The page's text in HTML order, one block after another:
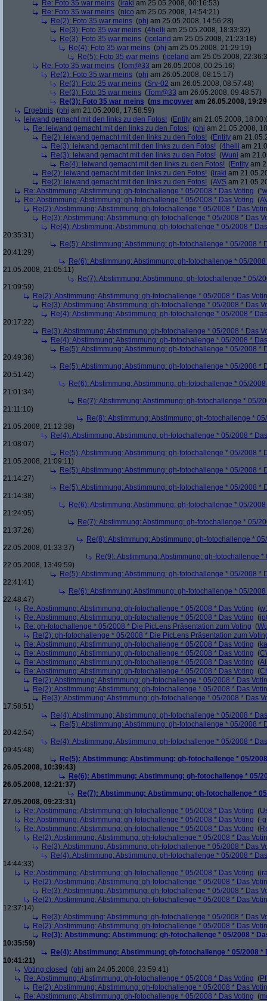
Re: Foto 35 war meins (iraki am 25.05.2008, 00:16:53)
Re: Foto 35 war meins (nico am 25.05.2008, 14:54:21)
Re(2): Foto 35 war meins (phj am 25.05.2008, 14:56:28)
Re(3): Foto 35 war meins (4helli am 25.05.2008, 18:33:32)
Re(3): Foto 35 war meins (iceland am 25.05.2008, 21:23:18)
Re(4): Foto 35 war meins (phj am 25.05.2008, 21:29:19)
Re(5): Foto 35 war meins (iceland am 25.05.2008,
Re: Foto 35 war meins (Tom@33 am 26.05.2008, 00:25:16)
Re(2): Foto 35 war meins (phj am 26.05.2008, 08:15:17)
Re(3): Foto 35 war meins (Srv-02 am 26.05.2008, 08:57:48)
Re(3): Foto 35 war meins (Tom@33 am 26.05.2008, 09:48:57)
Re(3): Foto 35 war meins (ms mcgyver am 26.05.2008,
Ergebnis (phj am 21.05.2008, 17:58:59)
leiwand gemacht mit den links zu den Fotos! (Entity am 21.05.2008,
Re: leiwand gemacht mit den links zu den Fotos! (phj am 21.05.2008,
Re(2): leiwand gemacht mit den links zu den Fotos! (Entity am
Re(3): leiwand gemacht mit den links zu den Fotos! (4helli am
Re(3): leiwand gemacht mit den links zu den Fotos! (Wuni am
Re(4): leiwand gemacht mit den links zu den Fotos! (Entity am
Re(2): leiwand gemacht mit den links zu den Fotos! (iraki am
Re(2): leiwand gemacht mit den links zu den Fotos! (AVS am
Re: Abstimmung: Abstimmung: gh-fotochallenge * 05/2008 * Das Voting (
Re: Abstimmung: Abstimmung: gh-fotochallenge * 05/2008 * Das Voting (
Re(2): Abstimmung: Abstimmung: gh-fotochallenge * 05/2008 * Das
Re(3): Abstimmung: Abstimmung: gh-fotochallenge * 05/2008 * Das
Re(4): Abstimmung: Abstimmung: gh-fotochallenge * 05/2008 *
20:35:31)
Re(5): Abstimmung: Abstimmung: gh-fotochallenge * 05/2008 *
20:41:29)
Re(6): Abstimmung: Abstimmung: gh-fotochallenge * 05/
21.05.2008, 21:05:11)
Re(7): Abstimmung: Abstimmung: gh-fotochallenge * 05/
21:09:59)
Re(2): Abstimmung: Abstimmung: gh-fotochallenge * 05/2008 * Das
Re(3): Abstimmung: Abstimmung: gh-fotochallenge * 05/2008 * Das
Re(4): Abstimmung: Abstimmung: gh-fotochallenge * 05/2008 *
20:17:22)
Re(3): Abstimmung: Abstimmung: gh-fotochallenge * 05/2008 * Das
Re(4): Abstimmung: Abstimmung: gh-fotochallenge * 05/2008 *
Re(5): Abstimmung: Abstimmung: gh-fotochallenge * 05/2008 *
20:49:36)
Re(5): Abstimmung: Abstimmung: gh-fotochallenge * 05/2008 *
20:51:42)
Re(6): Abstimmung: Abstimmung: gh-fotochallenge * 05/
21:01:34)
Re(7): Abstimmung: Abstimmung: gh-fotochallenge * 05/
21:11:10)
Re(8): Abstimmung: Abstimmung: gh-fotochallenge *
21.05.2008, 21:12:38)
Re(4): Abstimmung: Abstimmung: gh-fotochallenge * 05/2008 *
21:08:07)
Re(5): Abstimmung: Abstimmung: gh-fotochallenge * 05/2008 *
21.05.2008, 21:09:11)
Re(5): Abstimmung: Abstimmung: gh-fotochallenge * 05/2008 *
21:14:27)
Re(5): Abstimmung: Abstimmung: gh-fotochallenge * 05/2008 *
21:14:38)
Re(6): Abstimmung: Abstimmung: gh-fotochallenge * 05/
21:24:05)
Re(7): Abstimmung: Abstimmung: gh-fotochallenge * 05/
21:37:26)
Re(8): Abstimmung: Abstimmung: gh-fotochallenge *
22.05.2008, 01:33:37)
Re(9): Abstimmung: Abstimmung: gh-fotochallenge
22.05.2008, 13:49:59)
Re(5): Abstimmung: Abstimmung: gh-fotochallenge * 05/2008 *
22:41:41)
Re(6): Abstimmung: Abstimmung: gh-fotochallenge * 05/
22:48:47)
Re: Abstimmung: Abstimmung: gh-fotochallenge * 05/2008 * Das Voting (
Re: Abstimmung: Abstimmung: gh-fotochallenge * 05/2008 * Das Voting (
Re: gh-fotochallenge * 05/2008 * Die PicLens Präsentation zum Voting (
Re(2): gh-fotochallenge * 05/2008 * Die PicLens Präsentation zum
Re: Abstimmung: Abstimmung: gh-fotochallenge * 05/2008 * Das Voting (
Re: Abstimmung: Abstimmung: gh-fotochallenge * 05/2008 * Das Voting (
Re: Abstimmung: Abstimmung: gh-fotochallenge * 05/2008 * Das Voting (
Re: Abstimmung: Abstimmung: gh-fotochallenge * 05/2008 * Das Voting (
Re(2): Abstimmung: Abstimmung: gh-fotochallenge * 05/2008 * Das
Re(2): Abstimmung: Abstimmung: gh-fotochallenge * 05/2008 * Das
Re(3): Abstimmung: Abstimmung: gh-fotochallenge * 05/2008 * Das
17:58:51)
Re(4): Abstimmung: Abstimmung: gh-fotochallenge * 05/2008 *
Re(5): Abstimmung: Abstimmung: gh-fotochallenge * 05/2008 *
20:42:54)
Re(4): Abstimmung: Abstimmung: gh-fotochallenge * 05/2008 *
09:45:48)
Re(5): Abstimmung: Abstimmung: gh-fotochallenge * 05/
26.05.2008, 10:39:43)
Re(6): Abstimmung: Abstimmung: gh-fotochallenge * 05/
26.05.2008, 12:21:37)
Re(7): Abstimmung: Abstimmung: gh-fotochallenge *
27.05.2008, 09:23:31)
Re: Abstimmung: Abstimmung: gh-fotochallenge * 05/2008 * Das Voting (
Re: Abstimmung: Abstimmung: gh-fotochallenge * 05/2008 * Das Voting (-
Re: Abstimmung: Abstimmung: gh-fotochallenge * 05/2008 * Das Voting (
Re(2): Abstimmung: Abstimmung: gh-fotochallenge * 05/2008 * Das
Re(3): Abstimmung: Abstimmung: gh-fotochallenge * 05/2008 * Das
Re(4): Abstimmung: Abstimmung: gh-fotochallenge * 05/2008 *
14:44:33)
Re: Abstimmung: Abstimmung: gh-fotochallenge * 05/2008 * Das Voting (
Re(2): Abstimmung: Abstimmung: gh-fotochallenge * 05/2008 * Das
Re(3): Abstimmung: Abstimmung: gh-fotochallenge * 05/2008 * Das
Re(2): Abstimmung: Abstimmung: gh-fotochallenge * 05/2008 * Das
12:37:14)
Re(3): Abstimmung: Abstimmung: gh-fotochallenge * 05/2008 * Das
Re(2): Abstimmung: Abstimmung: gh-fotochallenge * 05/2008 * Das
Re(3): Abstimmung: Abstimmung: gh-fotochallenge * 05/2008 *
10:35:59)
Re(4): Abstimmung: Abstimmung: gh-fotochallenge * 05/2008 *
10:41:21)
Voting closed (phj am 24.05.2008, 23:59:41)
Re: Abstimmung: Abstimmung: gh-fotochallenge * 05/2008 * Das Voting (
Re(2): Abstimmung: Abstimmung: gh-fotochallenge * 05/2008 * Das
Re: Abstimmung: Abstimmung: gh-fotochallenge * 05/2008 * Das Voting (